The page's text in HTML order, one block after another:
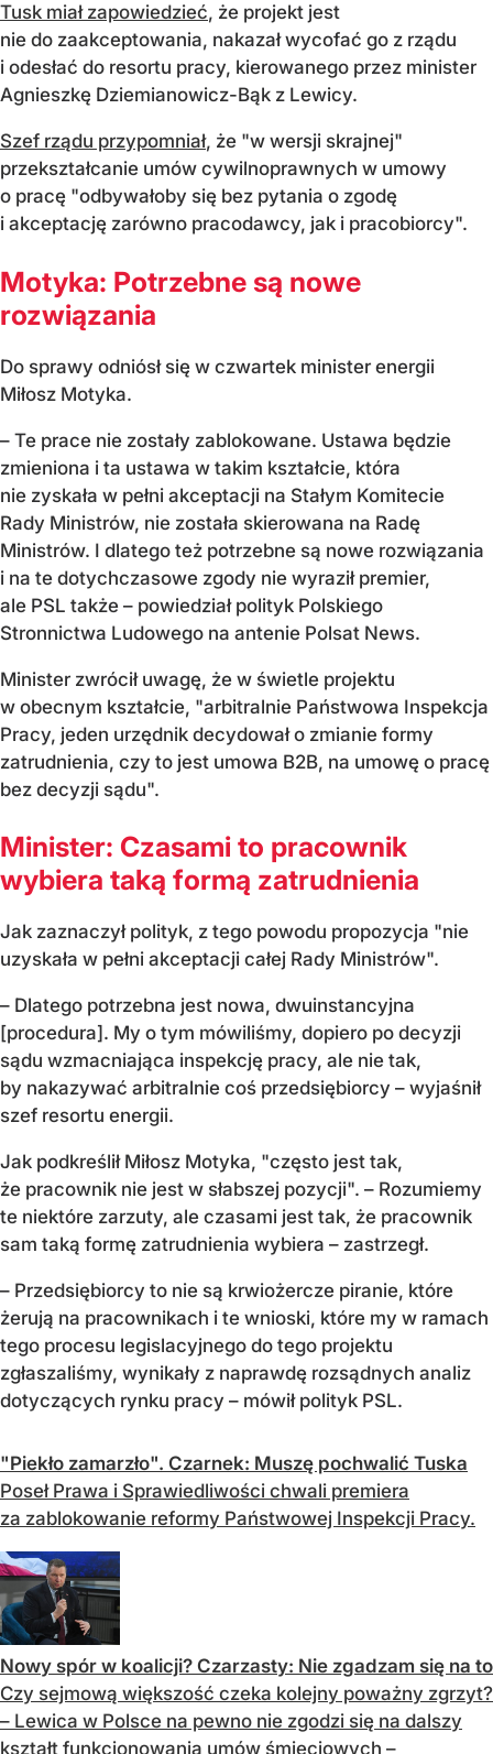
Tusk miał zapowiedzieć, że projekt jest
nie do zaakceptowania, nakazał wycofać go z rządu
i odesłać do resortu pracy, kierowanego przez minister
Agnieszkę Dziemianowicz-Bąk z Lewicy.
Szef rządu przypomniał, że "w wersji skrajnej"
przekształcanie umów cywilnoprawnych w umowy
o pracę "odbywałoby się bez pytania o zgodę
i akceptację zarówno pracodawcy, jak i pracobiorcy".
Motyka: Potrzebne są nowe
rozwiązania
Do sprawy odniósł się w czwartek minister energii
Miłosz Motyka.
– Te prace nie zostały zablokowane. Ustawa będzie
zmieniona i ta ustawa w takim kształcie, która
nie zyskała w pełni akceptacji na Stałym Komitecie
Rady Ministrów, nie została skierowana na Radę
Ministrów. I dlatego też potrzebne są nowe rozwiązania
i na te dotychczasowe zgody nie wyraził premier,
ale PSL także – powiedział polityk Polskiego
Stronnictwa Ludowego na antenie Polsat News.
Minister zwrócił uwagę, że w świetle projektu
w obecnym kształcie, "arbitralnie Państwowa Inspekcja
Pracy, jeden urzędnik decydował o zmianie formy
zatrudnienia, czy to jest umowa B2B, na umowę o pracę
bez decyzji sądu".
Minister: Czasami to pracownik
wybiera taką formą zatrudnienia
Jak zaznaczył polityk, z tego powodu propozycja "nie
uzyskała w pełni akceptacji całej Rady Ministrów".
– Dlatego potrzebna jest nowa, dwuinstancyjna
[procedura]. My o tym mówiliśmy, dopiero po decyzji
sądu wzmacniająca inspekcję pracy, ale nie tak,
by nakazywać arbitralnie coś przedsiębiorcy – wyjaśnił
szef resortu energii.
Jak podkreślił Miłosz Motyka, "często jest tak,
że pracownik nie jest w słabszej pozycji". – Rozumiemy
te niektóre zarzuty, ale czasami jest tak, że pracownik
sam taką formę zatrudnienia wybiera – zastrzegł.
– Przedsiębiorcy to nie są krwiożercze piranie, które
żerują na pracownikach i te wnioski, które my w ramach
tego procesu legislacyjnego do tego projektu
zgłaszaliśmy, wynikały z naprawdę rozsądnych analiz
dotyczących rynku pracy – mówił polityk PSL.
"Piekło zamarzło". Czarnek: Muszę pochwalić Tuska
Poseł Prawa i Sprawiedliwości chwali premiera
za zablokowanie reformy Państwowej Inspekcji Pracy.
Nowy spór w koalicji? Czarzasty: Nie zgadzam się na to
Czy sejmową większość czeka kolejny poważny zgrzyt?
– Lewica w Polsce na pewno nie zgodzi się na dalszy
kształt funkcjonowania umów śmieciowych –